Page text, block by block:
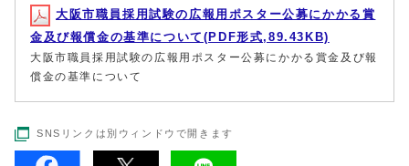
大阪市職員採用試験の広報用ポスター公募にかかる賞
金及び報償金の基準について(PDF形式,89.43KB)
大阪市職員採用試験の広報用ポスター公募にかかる賞金及び報
償金の基準について
SNSリンクは別ウィンドウで開きます